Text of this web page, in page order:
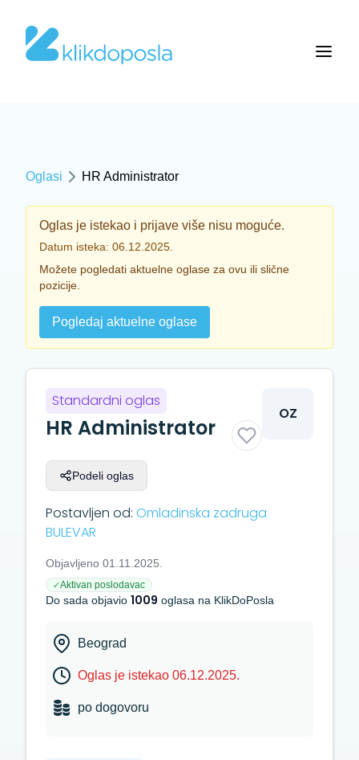
Oglasi HR Administrator
Oglas je istekao i prijave više nisu moguće.
Datum isteka: 06.12.2025.
Možete pogledati aktuelne oglase za ovu ili slične
pozicije.
Pogledaj aktuelne oglase
Standardni oglas
HR Administrator
Podeli oglas
OZ
Postavljen od: Omladinska zadruga
BULEVAR
Objavljeno 01.11.2025.
✓Aktivan poslodavac
Do sada objavio 1009 oglasa na KlikDoPosla
Beograd
Oglas je istekao 06.12.2025.
po dogovoru